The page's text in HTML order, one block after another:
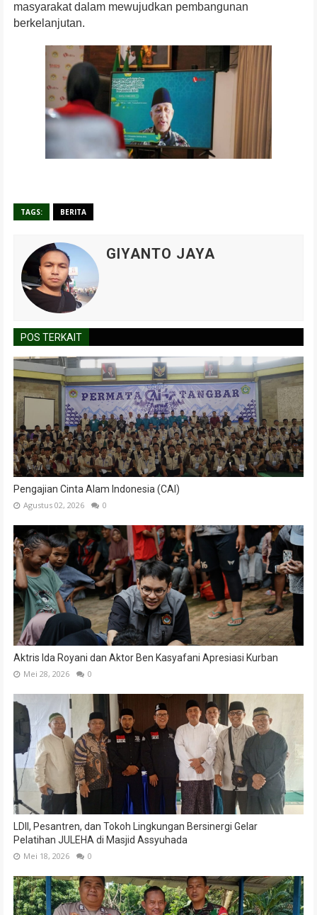
masyarakat dalam mewujudkan pembangunan
berkelanjutan.
TAGS: BERITA
GIYANTO JAYA
POS TERKAIT
Pengajian Cinta Alam Indonesia (CAI)
Agustus 02, 2026 0
Aktris Ida Royani dan Aktor Ben Kasyafani Apresiasi Kurban
Mei 28, 2026 0
LDII, Pesantren, dan Tokoh Lingkungan Bersinergi Gelar
Pelatihan JULEHA di Masjid Assyuhada
Mei 18, 2026 0